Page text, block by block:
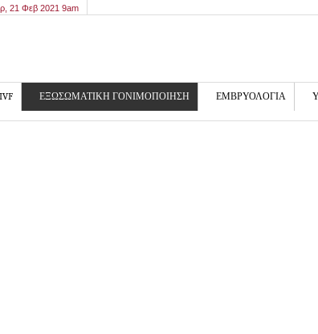
21 Φεβ 2021 9am
ΕΞΩΣΩΜΑΤΙΚΗ ΓΟΝΙΜΟΠΟΙΗΣΗ ΕΜΒΡΥΟΛΟΓΙΑ